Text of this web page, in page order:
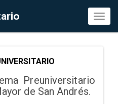
Preuniversitario
de San Andrés.